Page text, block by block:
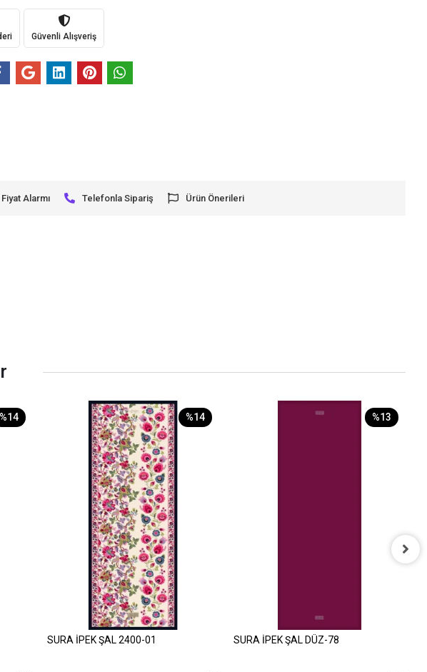
Güvenli Alışveriş
Fiyat Alarmı Telefonla Sipariş Ürün Önerileri
%14 %14
SURA İPEK ŞAL 2400-01
%13
SURA İPEK ŞAL DÜZ-78